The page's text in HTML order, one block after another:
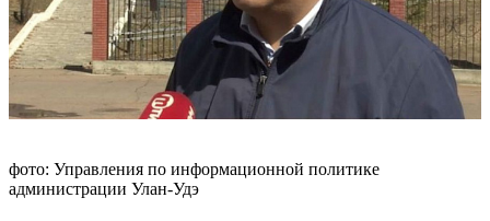
фото: Управления по информационной политике
администрации Улан-Удэ